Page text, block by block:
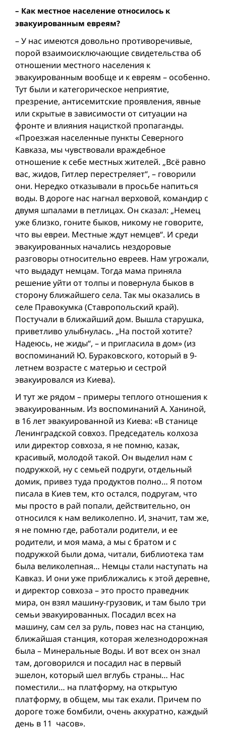
– Как местное население относилось к
эвакуированным евреям?
– У нас имеются довольно противоречивые,
порой взаимоисключающие свидетельства об
отношении местного населения к
эвакуированным вообще и к евреям – особенно.
Тут были и категорическое неприятие,
презрение, антисемитские проявления, явные
или скрытые в зависимости от ситуации на
фронте и влияния нацисткой пропаганды.
«Проезжая населенные пункты Северного
Кавказа, мы чувствовали враждебное
отношение к себе местных жителей. „Всё равно
вас, жидов, Гитлер перестреляет“, – говорили
они. Нередко отказывали в просьбе напиться
воды. В дороге нас нагнал верховой, командир с
двумя шпалами в петлицах. Он сказал: „Немец
уже близко, гоните быков, никому не говорите,
что вы евреи. Местные ждут немцев“. И среди
эвакуированных начались нездоровые
разговоры относительно евреев. Нам угрожали,
что выдадут немцам. Тогда мама приняла
решение уйти от толпы и повернула быков в
сторону ближайшего села. Так мы оказались в
селе Правокумка (Ставропольский край).
Постучали в ближайший дом. Вышла старушка,
приветливо улыбнулась. „На постой хотите?
Надеюсь, не жиды“, – и пригласила в дом» (из
воспоминаний Ю. Бураковского, который в 9-
летнем возрасте с матерью и сестрой
эвакуировался из Киева).
И тут же рядом – примеры теплого отношения к
эвакуированным. Из воспоминаний А. Ханиной,
в 16 лет эвакуированной из Киева: «В станице
Ленинградской совхоз. Председатель колхоза
или директор совхоза, я не помню, казак,
красивый, молодой такой. Он выделил нам с
подружкой, ну с семьей подруги, отдельный
домик, привез туда продуктов полно… Я потом
писала в Киев тем, кто остался, подругам, что
мы просто в рай попали, действительно, он
относился к нам великолепно. И, значит, там же,
я не помню где, работали родители, и ее
родители, и моя мама, а мы с братом и с
подружкой были дома, читали, библиотека там
была великолепная… Немцы стали наступать на
Кавказ. И они уже приближались к этой деревне,
и директор совхоза – это просто праведник
мира, он взял машину-грузовик, и там было три
семьи эвакуированных. Посадил всех на
машину, сам сел за руль, повез нас на станцию,
ближайшая станция, которая железнодорожная
была – Минеральные Воды. И вот всех он знал
там, договорился и посадил нас в первый
эшелон, который шел вглубь страны… Нас
поместили… на платформу, на открытую
платформу, в общем, мы так ехали. Причем по
дороге тоже бомбили, очень аккуратно, каждый
день в 11 часов».